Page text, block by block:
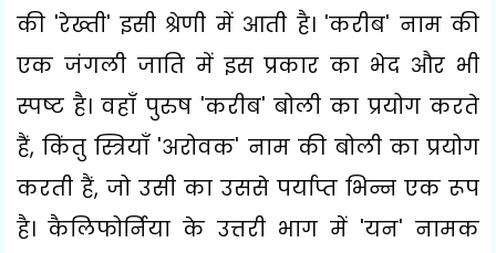
की 'रेख्ती'इसी श्रेणी में आती है। 'करीब' नाम की
एक जंगली जाति में इस प्रकार का भेद और भी
स्पष्ट है। वहाँ पुरुष 'करीब'बोली का प्रयोग करते
हैं,किंतु स्त्रियाँ 'अरोवक' नाम की बोली का प्रयोग
करती हैं, जो उसी का उससे पर्याप्त भिन्न एक रूप
है। कैलिफोर्निया के उत्तरी भाग में 'यन' नामक